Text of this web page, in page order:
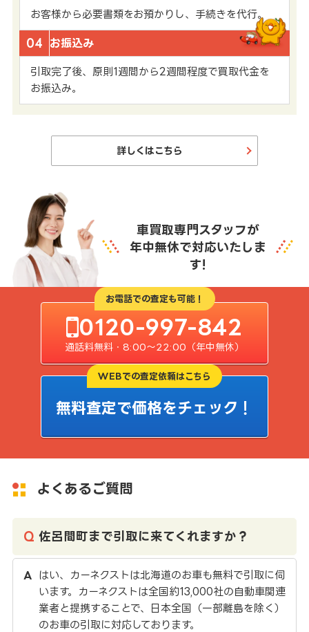
お客様から必要書類をお預かりし、手続きを代行。
04 お振込み
引取完了後、原則1週間から2週間程度で買取代金を
お振込み。
詳しくはこちら
車買取専門スタッフが
年中無休で対応いたしま
す!
お電話での査定も可能！
0120-997-842
通話料無料・8:00〜22:00（年中無休）
WEBでの査定依頼はこちら
無料査定で価格をチェック！
よくあるご質問
佐呂間町まで引取に来てくれますか？
はい、カーネクストは北海道のお車も無料で引取に伺
います。カーネクストは全国約13,000社の自動車関連
業者と提携することで、日本全国（一部離島を除く）
のお車の引取に対応しております。